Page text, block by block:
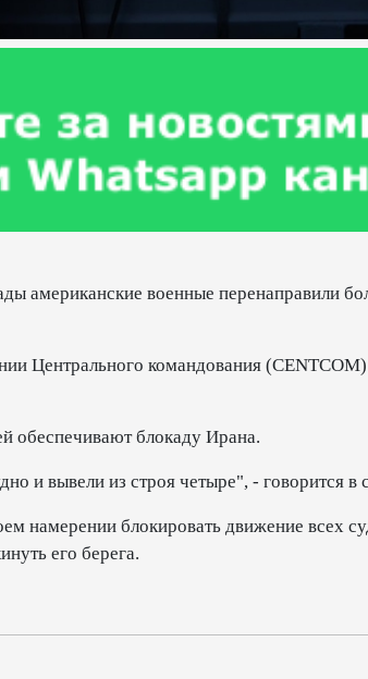
американские военные перенаправили
Центрального командования
обеспечивают блокаду Ирана.
и вывели из строя четыре", - говорится в
намерении блокировать движение всех
его берега.